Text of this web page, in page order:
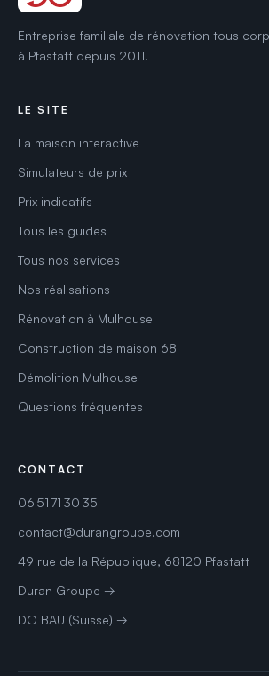
Entreprise familiale de rénovation tous
à Pfastatt depuis 2011.
LE SITE
La maison interactive
Simulateurs de prix
Prix indicatifs
Tous les guides
Tous nos services
Nos réalisations
Rénovation à Mulhouse
Construction de maison 68
Démolition Mulhouse
Questions fréquentes
CONTACT
06 51 71 30 35
contact@durangroupe.com
49 rue de la République, 68120 Pfastatt
Duran Groupe →
DO BAU (Suisse) →